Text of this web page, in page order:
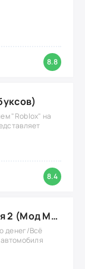
8.8
"Roblox" на
8.4
Симулятор Автомобиля 2 (Мод Много денег/Всё открыто)
денег/Всё